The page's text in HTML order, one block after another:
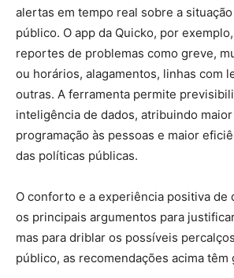
alertas em tempo real sobre a
público. O app da Quicko, por
reportes de problemas como greve,
ou horários, alagamentos, linhas com
outras. A ferramenta permite
inteligência de dados, atribuindo
programação às pessoas e maior
das políticas públicas.
O conforto e a experiência positiva de
os principais argumentos para
mas para driblar os possíveis
público, as recomendações acima têm